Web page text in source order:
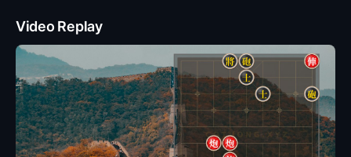
Video Replay